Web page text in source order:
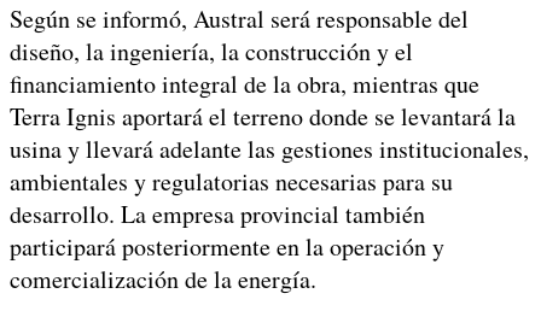
Según se informó, Austral será responsable del
diseño, la ingeniería, la construcción y el
financiamiento integral de la obra, mientras que
Terra Ignis aportará el terreno donde se levantará la
usina y llevará adelante las gestiones institucionales,
ambientales y regulatorias necesarias para su
desarrollo. La empresa provincial también
participará posteriormente en la operación y
comercialización de la energía.